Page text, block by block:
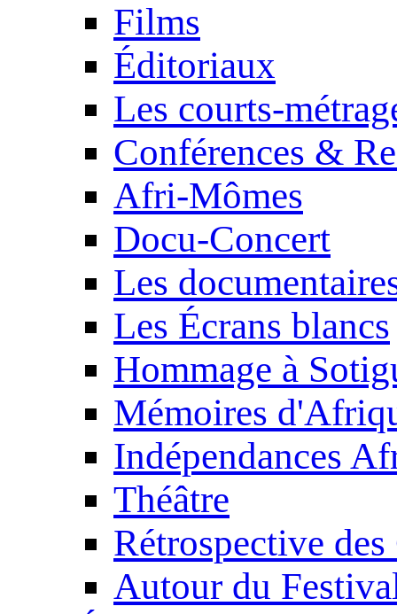
Films
Éditoriaux
Les courts-
Conférences &
Afri-Mômes
Docu-Concert
Les
Les Écrans blancs
Hommage à
Mémoires
Indépendances
Théâtre
Rétrospective
Autour du